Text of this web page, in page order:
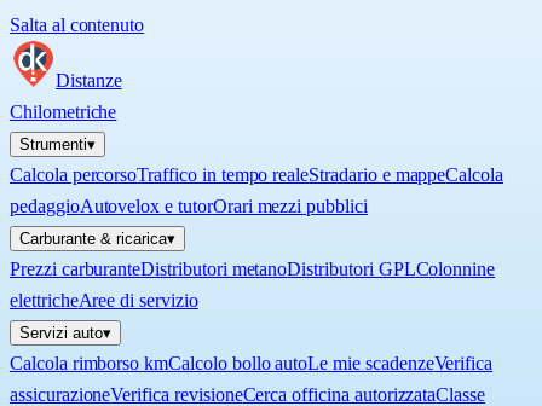
Salta al contenuto
Distanze
Chilometriche
Strumenti▾
Calcola percorsoTraffico in tempo realeStradario e mappeCalcola
pedaggioAutovelox e tutorOrari mezzi pubblici
Carburante & ricarica▾
Prezzi carburanteDistributori metanoDistributori GPLColonnine
elettricheAree di servizio
Servizi auto▾
Calcola rimborso kmCalcolo bollo autoLe mie scadenzeVerifica
assicurazioneVerifica revisioneCerca officina autorizzataClasse